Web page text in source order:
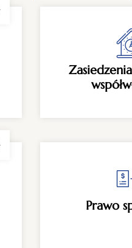
Prawo